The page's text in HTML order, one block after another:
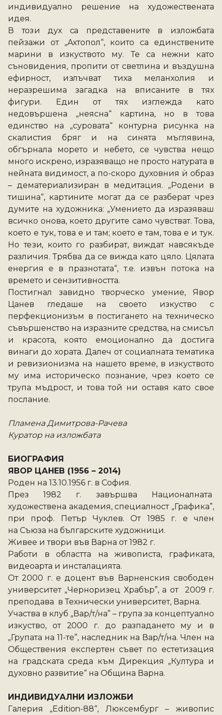
индивидуално решение на художествената
идея.
В този дух са представените в изложбата
пейзажи от „Ахтопол“, които са единствените
марини в изкуството му. Те са нежни като
съновидения, пропити от светлина и въздушна
ефирност, излъчват тиха меланхолия и
неразрешима загадка на вписаните в тях
фигури. Един от тях изглежда като
недовършена „неясна“ картина, но в това
единство на „суровата“ контурна рисунка на
скалистия бряг и на синята мъглявина,
обгърнала морето и небето, се чувства нещо
много искрено, изразяващо не просто натурата в
нейната видимост, а по-скоро духовния ѝ образ
– дематериализиран в медитация. „Родени в
тишина“, картините могат да се разберат чрез
думите на художника: „Умението да изразяваш
всичко онова, което другите само чувстват. Това,
което е тук, това е и там; което е там, това е и тук.
Но тези, които го разбират, виждат навсякъде
различия. Трябва да се вижда като цяло. Цялата
енергия е в празнотата“, т.е. извън потока на
времето и сензитивността.
Постигнал завидно творческо умение, Явор
Цанев гледаше на своето изкуство с
перфекционизъм в постигането на техническо
съвършенство на изразните средства, на смисъл
и красота, която емоционално да достига
винаги до хората. Далеч от социалната тематика
и ревизионизма на нашето време, в изкуството
му има историческо познание, чрез което се
трупа мъдрост, и това той ни оставя като свое
послание.
Пламена Димитрова-Рачева
Куратор на изложбата
БИОГРАФИЯ
ЯВОР ЦАНЕВ (1956 – 2014)
Роден на 13.10.1956 г. в София.
През 1982 г. завършва Националната
художествена академия, специалност „Графика”,
при проф. Петър Чуклев. От 1985 г. е член
на Съюза на българските художници.
Живее и твори във Варна от 1982 г.
Работи в областта на живописта, графиката,
видеоарта и инсталацията.
От 2000 г. е доцент във Варненския свободен
университет „Черноризец Храбър”, а от  2009 г.
преподава  в Технически университет, Варна.
Участва в клуб „Вар/т/на” – група за концептуално
изкуство, от 2000 г. до разпадането му и в
„Групата на 11-те”, наследник на Вар/т/на. Член на
Обществения експертен съвет по естетизация
на градската среда към Дирекция „Култура и
духовно развитие“ на Община Варна.
ИНДИВИДУАЛНИ ИЗЛОЖБИ
Галерия „Edition-88“, Люксембург – живопис